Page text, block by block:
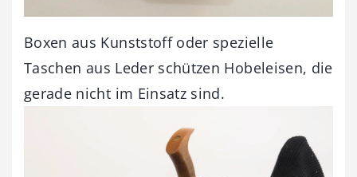
Boxen aus Kunststoff oder spezielle
Taschen aus Leder schützen Hobeleisen, die
gerade nicht im Einsatz sind.